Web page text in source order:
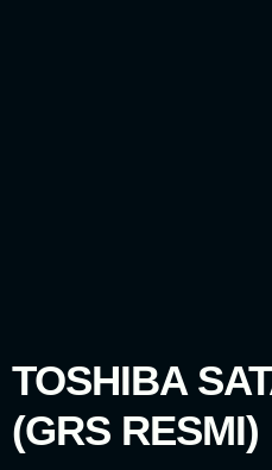
TOSHIBA
(GRS RESMI)